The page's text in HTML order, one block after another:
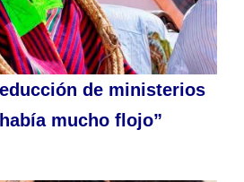
de ministerios
mucho flojo”